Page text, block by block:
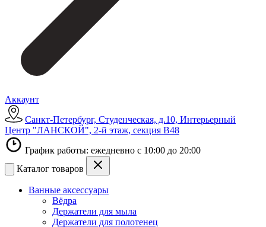
Аккаунт
Санкт-Петербург, Студенческая, д.10, Интерьерный
Центр "ЛАНСКОЙ", 2-й этаж, секция В48
График работы: ежедневно с 10:00 до 20:00
Каталог товаров
Ванные аксессуары
Вёдра
Держатели для мыла
Держатели для полотенец